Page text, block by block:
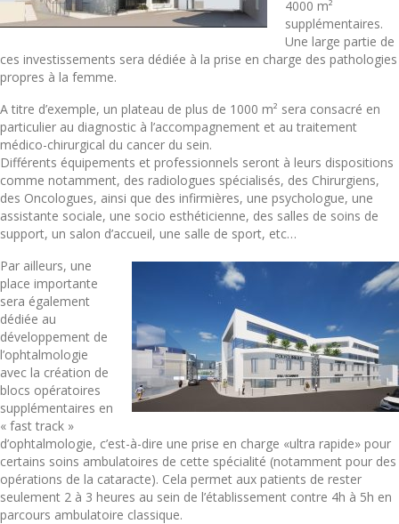
4000 m²
supplémentaires.
Une large partie de
ces investissements sera dédiée à la prise en charge des pathologies
propres à la femme.
A titre d’exemple, un plateau de plus de 1000 m² sera consacré en
particulier au diagnostic à l’accompagnement et au traitement
médico-chirurgical du cancer du sein.
Différents équipements et professionnels seront à leurs dispositions
comme notamment, des radiologues spécialisés, des Chirurgiens,
des Oncologues, ainsi que des infirmières, une psychologue, une
assistante sociale, une socio esthéticienne, des salles de soins de
support, un salon d’accueil, une salle de sport, etc…
Par ailleurs, une
place importante
sera également
dédiée au
développement de
l’ophtalmologie
avec la création de
blocs opératoires
supplémentaires en
« fast track »
d’ophtalmologie, c’est-à-dire une prise en charge «ultra rapide» pour
certains soins ambulatoires de cette spécialité (notamment pour des
opérations de la cataracte). Cela permet aux patients de rester
seulement 2 à 3 heures au sein de l’établissement contre 4h à 5h en
parcours ambulatoire classique.